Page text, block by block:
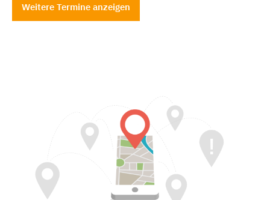
Weitere Termine anzeigen